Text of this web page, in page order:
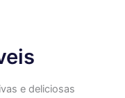
e deliciosas